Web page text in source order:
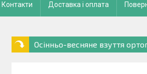
Контакти Доставка і оплата
Осінньо-весняне взуття